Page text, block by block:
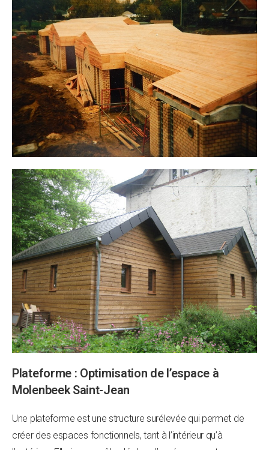
Plateforme : Optimisation de l’espace à
Molenbeek Saint-Jean
Une plateforme est une structure surélevée qui permet de
créer des espaces fonctionnels, tant à l’intérieur qu’à